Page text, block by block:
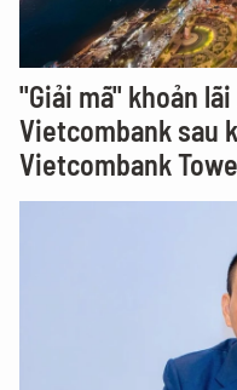
"Giải mã" khoản
Vietcombank sau
Vietcombank